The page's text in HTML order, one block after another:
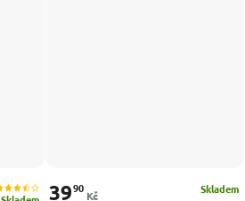
Skladem
3990
Kč